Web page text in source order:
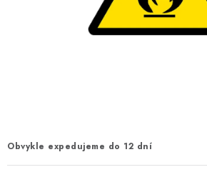
Obvykle expedujeme do 12 dní